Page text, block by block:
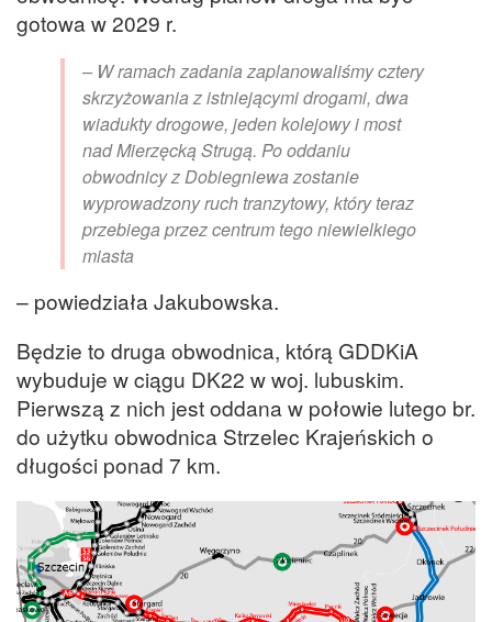
gotowa w 2029 r.
– W ramach zadania zaplanowaliśmy cztery
skrzyżowania z istniejącymi drogami, dwa
wiadukty drogowe, jeden kolejowy i most
nad Mierzęcką Strugą. Po oddaniu
obwodnicy z Dobiegniewa zostanie
wyprowadzony ruch tranzytowy, który teraz
przebiega przez centrum tego niewielkiego
miasta
– powiedziała Jakubowska.
Będzie to druga obwodnica, którą GDDKiA
wybuduje w ciągu DK22 w woj. lubuskim.
Pierwszą z nich jest oddana w połowie lutego br.
do użytku obwodnica Strzelec Krajeńskich o
długości ponad 7 km.